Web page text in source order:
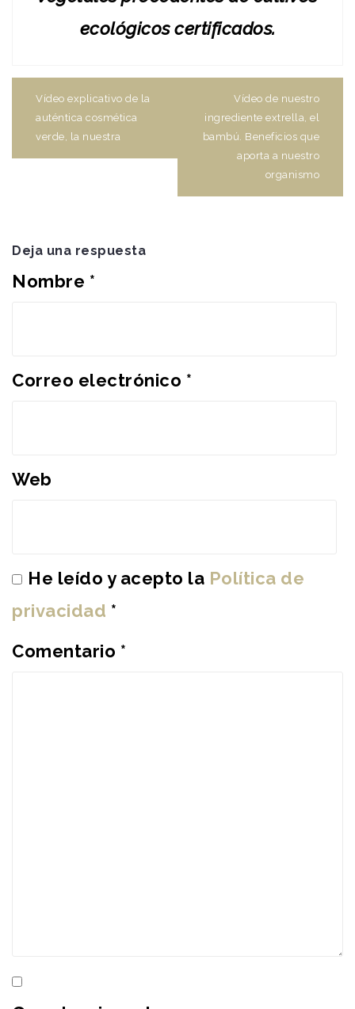
ecológicos certificados.
entradas
Vídeo explicativo de la
auténtica cosmética
verde, la nuestra
Vídeo de nuestro
ingrediente extrella, el
bambú. Beneficios que
aporta a nuestro
organismo
Deja una respuesta
Nombre *
Correo electrónico *
Web
He leído y acepto la Política de
privacidad *
Comentario *